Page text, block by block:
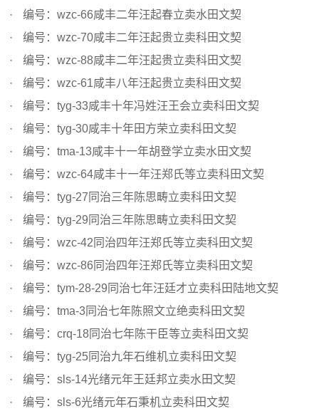
编号：wzc-66咸丰二年汪起春立卖水田文契
编号：wzc-70咸丰二年汪起贵立卖科田文契
编号：wzc-88咸丰二年汪起贵立卖科田文契
编号：wzc-61咸丰八年汪起贵立卖科田文契
编号：tyg-33咸丰十年冯姓汪王会立卖科田文契
编号：tyg-30咸丰十年田方荣立卖科田文契
编号：tma-13咸丰十一年胡登学立卖水田文契
编号：wzc-64咸丰十一年汪郑氏等立卖科田文契
编号：tyg-27同治三年陈思畴立卖科田文契
编号：tyg-29同治三年陈思畴立卖科田文契
编号：wzc-42同治四年汪郑氏等立卖科田文契
编号：wzc-86同治四年汪郑氏等立卖科田文契
编号：tym-28-29同治七年汪廷才立卖科田陆地文契
编号：tma-3同治七年陈照文立绝卖科田文契
编号：crq-18同治七年陈干臣等立卖科田文契
编号：tyg-25同治九年石维机立卖科田文契
编号：sls-14光绪元年王廷邦立卖水田文契
编号：sls-6光绪元年石秉机立卖科田文契